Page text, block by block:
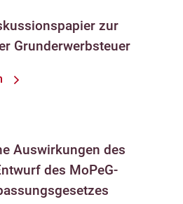
zur
Grunderwerbsteuer
Auswirkungen des
des MoPeG-